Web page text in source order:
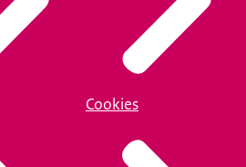
Cookies